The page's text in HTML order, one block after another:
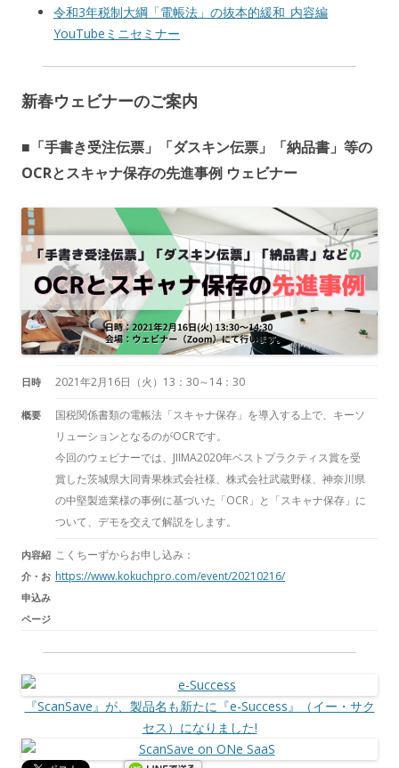
令和3年税制大綱「電帳法」の抜本的緩和_内容編
YouTubeミニセミナー
新春ウェビナーのご案内
■「手書き受注伝票」「ダスキン伝票」「納品書」等の
OCRとスキャナ保存の先進事例 ウェビナー
日時 2021年2月16日（火）13：30～14：30
概要
国税関係書類の電帳法「スキャナ保存」を導入する上で、キーソ
リューションとなるのがOCRです。
今回のウェビナーでは、JIIMA2020年ベストプラクティス賞を受
賞した茨城県大同青果株式会社様、株式会社武蔵野様、神奈川県
の中堅製造業様の事例に基づいた「OCR」と「スキャナ保存」に
ついて、デモを交えて解説をします。
内容紹
介・お
申込み
ページ
こくちーずからお申し込み：
https://www.kokuchpro.com/event/20210216/
『ScanSave』が、製品名も新たに『e-Success』（イー・サク
セス）になりました!